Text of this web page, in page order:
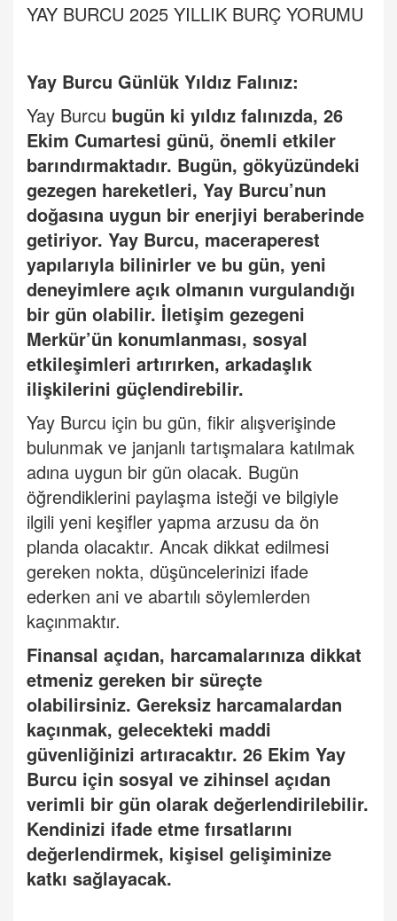
YAY BURCU 2025 YILLIK BURÇ YORUMU
Yay Burcu Günlük Yıldız Falınız:
Yay Burcu bugün ki yıldız falınızda, 26
Ekim Cumartesi günü, önemli etkiler
barındırmaktadır. Bugün, gökyüzündeki
gezegen hareketleri, Yay Burcu’nun
doğasına uygun bir enerjiyi beraberinde
getiriyor. Yay Burcu, maceraperest
yapılarıyla bilinirler ve bu gün, yeni
deneyimlere açık olmanın vurgulandığı
bir gün olabilir. İletişim gezegeni
Merkür’ün konumlanması, sosyal
etkileşimleri artırırken, arkadaşlık
ilişkilerini güçlendirebilir.
Yay Burcu için bu gün, fikir alışverişinde
bulunmak ve janjanlı tartışmalara katılmak
adına uygun bir gün olacak. Bugün
öğrendiklerini paylaşma isteği ve bilgiyle
ilgili yeni keşifler yapma arzusu da ön
planda olacaktır. Ancak dikkat edilmesi
gereken nokta, düşüncelerinizi ifade
ederken ani ve abartılı söylemlerden
kaçınmaktır.
Finansal açıdan, harcamalarınıza dikkat
etmeniz gereken bir süreçte
olabilirsiniz. Gereksiz harcamalardan
kaçınmak, gelecekteki maddi
güvenliğinizi artıracaktır. 26 Ekim Yay
Burcu için sosyal ve zihinsel açıdan
verimli bir gün olarak değerlendirilebilir.
Kendinizi ifade etme fırsatlarını
değerlendirmek, kişisel gelişiminize
katkı sağlayacak.